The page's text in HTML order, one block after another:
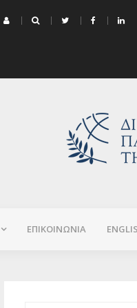
Εξεταστικής Σεπτεμβρίου
ΕΠΙΚΟΙΝΩΝΙΑ